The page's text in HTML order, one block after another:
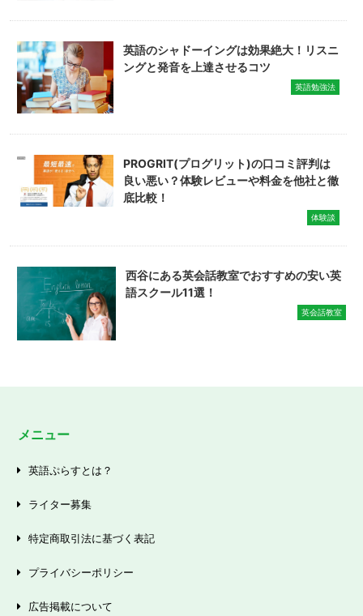
英語のシャドーイングは効果絶大！リスニ
ングと発音を上達させるコツ
英語勉強法
PROGRIT(プログリット)の口コミ評判は
良い悪い？体験レビューや料金を他社と徹
底比較！
体験談
西谷にある英会話教室でおすすめの安い英
語スクール11選！
英会話教室
メニュー
英語ぷらすとは？
ライター募集
特定商取引法に基づく表記
プライバシーポリシー
広告掲載について